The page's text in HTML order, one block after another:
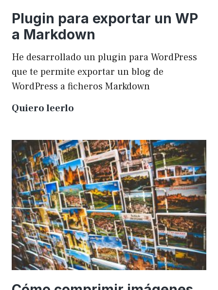
Plugin para exportar un WP
a Markdown
He desarrollado un plugin para WordPress
que te permite exportar un blog de
WordPress a ficheros Markdown
Quiero leerlo
exportar
un
WP
a
Markdown